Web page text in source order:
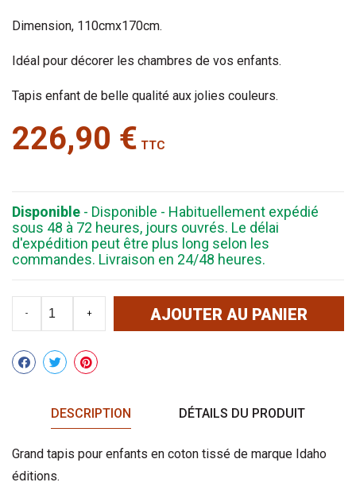
Dimension, 110cmx170cm.
Idéal pour décorer les chambres de vos enfants.
Tapis enfant de belle qualité aux jolies couleurs.
226,90 € TTC
Disponible - Disponible - Habituellement expédié
sous 48 à 72 heures, jours ouvrés. Le délai
d'expédition peut être plus long selon les
commandes. Livraison en 24/48 heures.
- + AJOUTER AU PANIER
Partager
DESCRIPTION DÉTAILS DU PRODUIT
Grand tapis pour enfants en coton tissé de marque Idaho
éditions.